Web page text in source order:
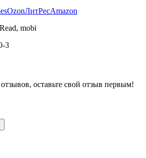
OzonЛитРесAmazon
mobi
3
оставьте свой отзыв первым!